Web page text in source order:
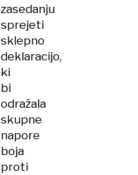
zasedanju
sprejeti
sklepno
deklaracijo,
ki
bi
odražala
skupne
napore
boja
proti